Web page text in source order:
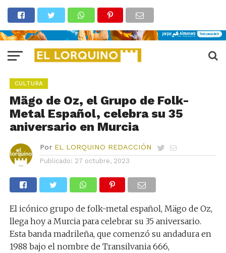
CULTURA
Mägo de Oz, el Grupo de Folk-
Metal Español, celebra su 35
aniversario en Murcia
Por EL LORQUINO REDACCIÓN
Publicado: 27 octubre, 2023
El icónico grupo de folk-metal español, Mägo de Oz,
llega hoy a Murcia para celebrar su 35 aniversario.
Esta banda madrileña, que comenzó su andadura en
1988 bajo el nombre de Transilvania 666,